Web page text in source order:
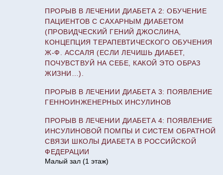
ПРОРЫВ В ЛЕЧЕНИИ ДИАБЕТА 2: ОБУЧЕНИЕ
ПАЦИЕНТОВ С САХАРНЫМ ДИАБЕТОМ
(ПРОВИДЧЕСКИЙ ГЕНИЙ ДЖОСЛИНА,
КОНЦЕПЦИЯ ТЕРАПЕВТИЧЕСКОГО ОБУЧЕНИЯ
Ж-Ф. АССАЛЯ (ЕСЛИ ЛЕЧИШЬ ДИАБЕТ,
ПОЧУВСТВУЙ НА СЕБЕ, КАКОЙ ЭТО ОБРАЗ
ЖИЗНИ…).
ПРОРЫВ В ЛЕЧЕНИИ ДИАБЕТА 3: ПОЯВЛЕНИЕ
ГЕННОИНЖЕНЕРНЫХ ИНСУЛИНОВ
ПРОРЫВ В ЛЕЧЕНИИ ДИАБЕТА 4: ПОЯВЛЕНИЕ
ИНСУЛИНОВОЙ ПОМПЫ И СИСТЕМ ОБРАТНОЙ
СВЯЗИ ШКОЛЫ ДИАБЕТА В РОССИЙСКОЙ
ФЕДЕРАЦИИ
Малый зал (1 этаж)